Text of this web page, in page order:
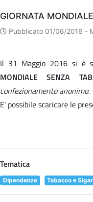
Eventi
GIORNATA
Pubblicato 01/06/2016 -
Il 31 Maggio 2016 si è
MONDIALE SENZA
confezionamento anonimo.
E' possibile scaricare le
Tematica
Dipendenze Tabacco e